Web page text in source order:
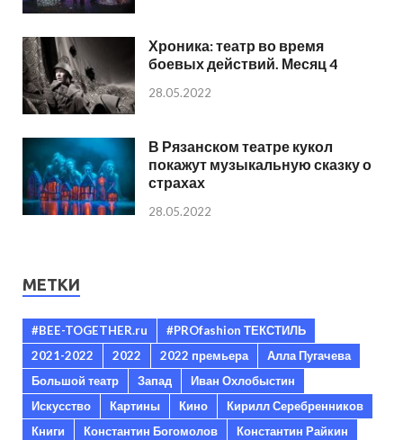
Хроника: театр во время
боевых действий. Месяц 4
28.05.2022
В Рязанском театре кукол
покажут музыкальную сказку о
страхах
28.05.2022
МЕТКИ
#BEE-TOGETHER.ru
#PROfashion ТЕКСТИЛЬ
2021-2022
2022 2022 премьера
Алла Пугачева
Большой театр
Запад
Иван Охлобыстин
Искусство
Картины Кино
Кирилл Серебренников
Книги
Константин Богомолов
Константин Райкин